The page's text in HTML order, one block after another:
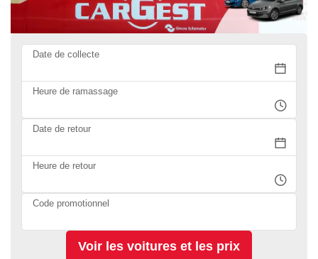
Date de collecte
Heure de ramassage
Date de retour
Heure de retour
Code promotionnel